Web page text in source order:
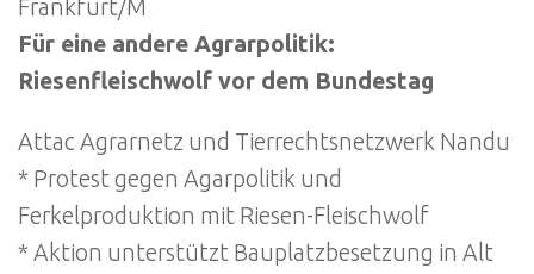
Frankfurt/M
Für eine andere Agrarpolitik:
Riesenfleischwolf vor dem Bundestag
Attac Agrarnetz und Tierrechtsnetzwerk Nandu
* Protest gegen Agarpolitik und
Ferkelproduktion mit Riesen-Fleischwolf
* Aktion unterstützt Bauplatzbesetzung in Alt